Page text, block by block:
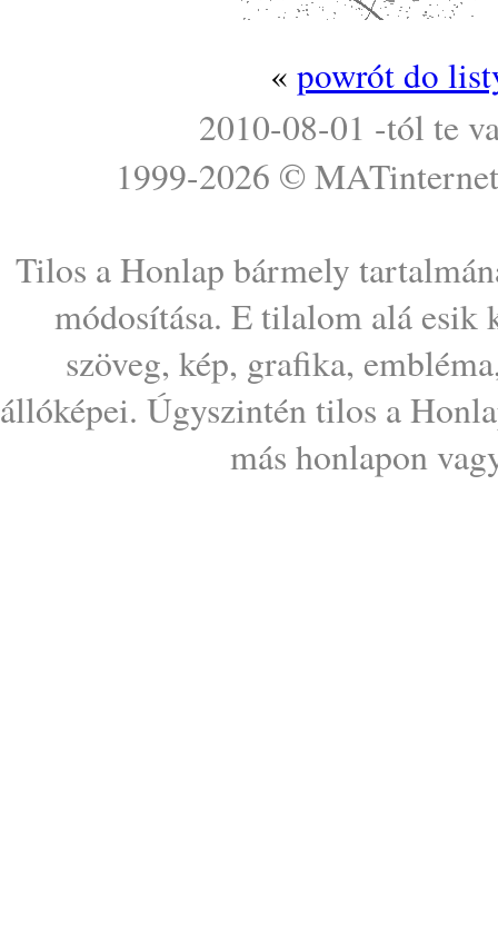
« powrót do
2010-08-01 -tól te
1999-2026 © MATinternet
Tilos a Honlap bármely
módosítása. E tilalom alá esik
szöveg, kép, grafika,
állóképei. Úgyszintén tilos a
más honlapon